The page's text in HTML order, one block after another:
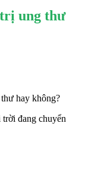
ung thư
hay không?
đang chuyển